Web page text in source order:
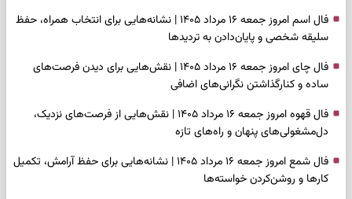
فال اسم امروز جمعه ۱۶ مرداد ۱۴۰۵ | نشانه‌هایی برای انتخاب همراه، حفظ
سلیقه شخصی و پایان‌دادن به تردیدها
فال چای امروز جمعه ۱۶ مرداد ۱۴۰۵ | نقش‌هایی برای دیدن فرصت‌های
ساده و کنارگذاشتن نگرانی‌های اضافی
فال قهوه امروز جمعه ۱۶ مرداد ۱۴۰۵ | نقش‌هایی از فرصت‌های نزدیک،
دل‌مشغولی‌های پنهان و راه‌های تازه
فال شمع امروز جمعه ۱۶ مرداد ۱۴۰۵ | نشانه‌هایی برای حفظ آرامش، تکمیل
کارها و روشن‌کردن خواسته‌ها